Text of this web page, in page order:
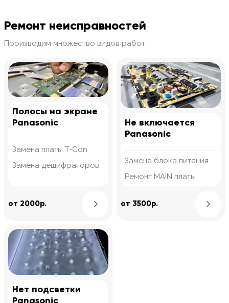
Ремонт неисправностей
Производим множество видов работ
Полосы на экране
Panasonic
Замена платы T-Con
Замена дешифраторов
от 2000р. Узнать подробнее
Не включается
Panasonic
Замена блока питания
Ремонт MAIN платы
от 3500р.
Нет подсветки
Panasonic